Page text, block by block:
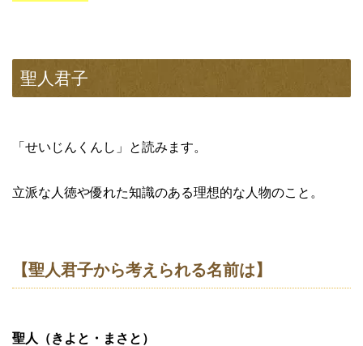
聖人君子
「せいじんくんし」と読みます。
立派な人徳や優れた知識のある理想的な人物のこと。
【聖人君子から考えられる名前は】
聖人（きよと・まさと）